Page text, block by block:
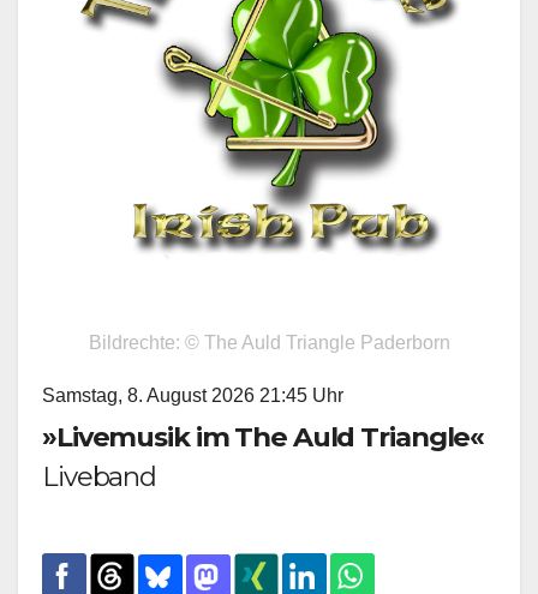
Bildrechte: © The Auld Triangle Paderborn
Samstag, 8. August 2026 21:45 Uhr
»Livemusik im The Auld Triangle«
Liveband